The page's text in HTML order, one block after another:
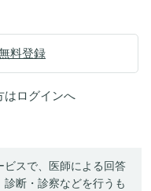
料登録
はログインへ
スで、医師による回答
断・診察などを行うも